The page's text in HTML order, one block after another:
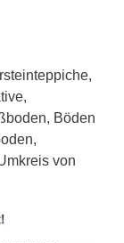
Böden
von